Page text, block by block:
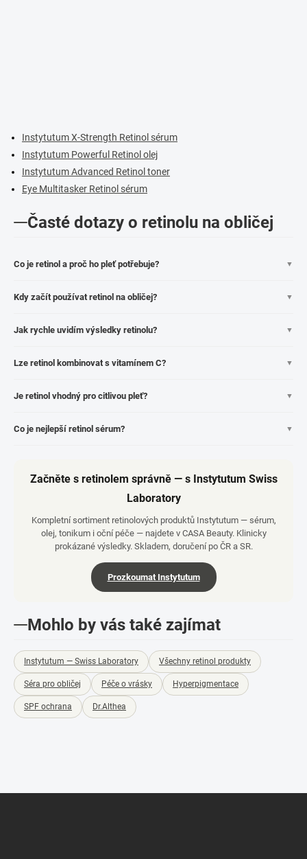
Instytutum X-Strength Retinol sérum
Instytutum Powerful Retinol olej
Instytutum Advanced Retinol toner
Eye Multitasker Retinol sérum
Časté dotazy o retinolu na obličej
Co je retinol a proč ho pleť potřebuje? ▼
Kdy začít používat retinol na obličej? ▼
Jak rychle uvidím výsledky retinolu? ▼
Lze retinol kombinovat s vitamínem C? ▼
Je retinol vhodný pro citlivou pleť? ▼
Co je nejlepší retinol sérum? ▼
Začněte s retinolem správně — s Instytutum Swiss
Laboratory
Kompletní sortiment retinolových produktů Instytutum — sérum,
olej, tonikum i oční péče — najdete v CASA Beauty. Klinicky
prokázané výsledky. Skladem, doručení po ČR a SR.
Prozkoumat Instytutum
Mohlo by vás také zajímat
Instytutum — Swiss Laboratory Všechny retinol produkty
Séra pro obličej Péče o vrásky Hyperpigmentace
SPF ochrana Dr.Althea